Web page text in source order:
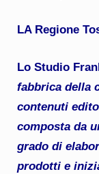
LA Regione
Lo Studio
fabbrica della
contenuti
composta da
grado di
prodotti e